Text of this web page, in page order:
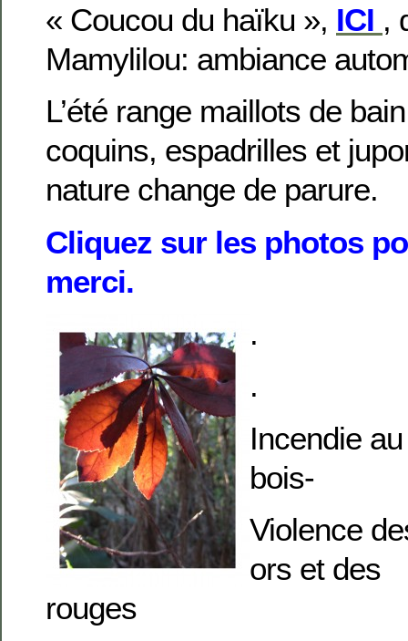
« Coucou du haïku », ICI ,
Mamylilou: ambiance
L’été range maillots de
coquins, espadrilles et
nature change de parure.
Cliquez sur les photos
merci.
.
.
Incendie au
bois-
Violence
ors et des
rouges